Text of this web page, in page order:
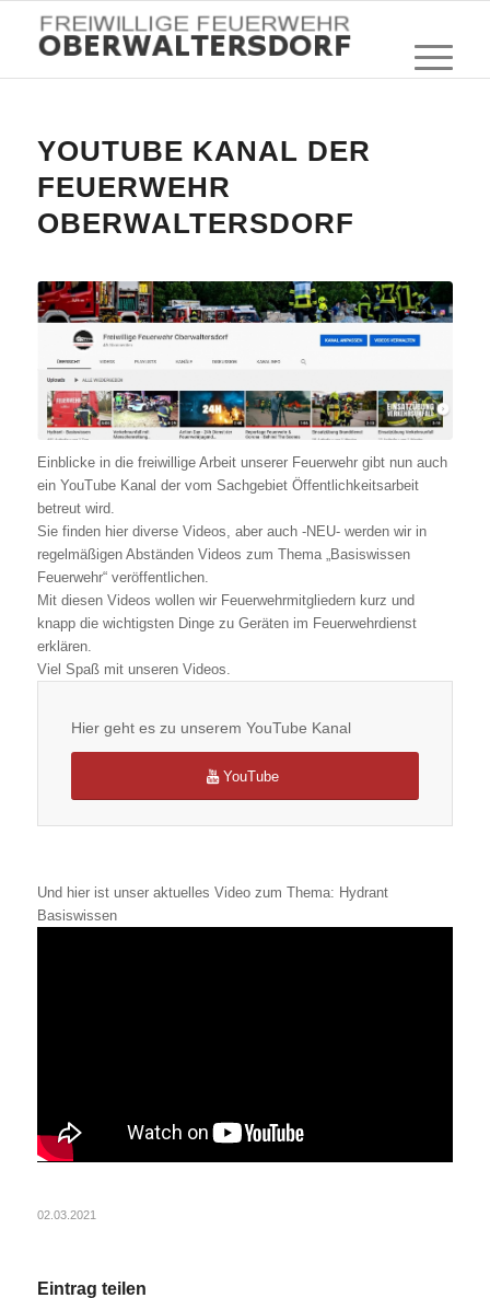
YOUTUBE KANAL DER
FEUERWEHR
OBERWALTERSDORF
Einblicke in die freiwillige Arbeit unserer Feuerwehr gibt nun auch
ein YouTube Kanal der vom Sachgebiet Öffentlichkeitsarbeit
betreut wird.
Sie finden hier diverse Videos, aber auch -NEU- werden wir in
regelmäßigen Abständen Videos zum Thema „Basiswissen
Feuerwehr“ veröffentlichen.
Mit diesen Videos wollen wir Feuerwehrmitgliedern kurz und
knapp die wichtigsten Dinge zu Geräten im Feuerwehrdienst
erklären.
Viel Spaß mit unseren Videos.
Hier geht es zu unserem YouTube Kanal
YouTube
Und hier ist unser aktuelles Video zum Thema: Hydrant
Basiswissen
02.03.2021
Eintrag teilen